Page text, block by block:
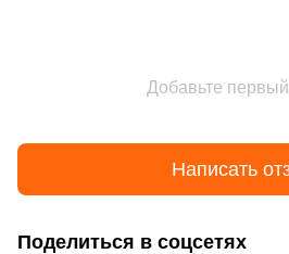
Добавьте
Написать
Поделиться в соцсетях